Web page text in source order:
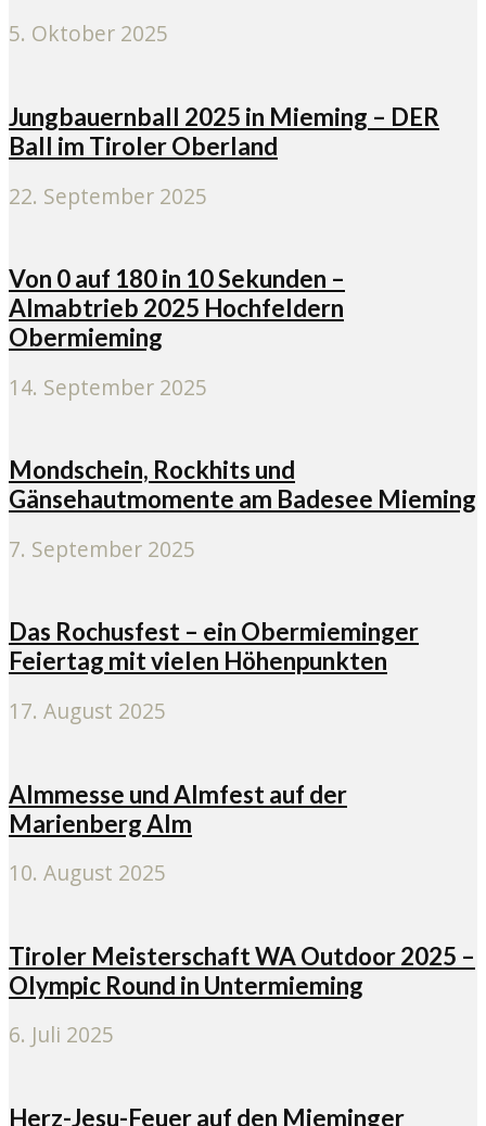
5. Oktober 2025
Jungbauernball 2025 in Mieming – DER
Ball im Tiroler Oberland
22. September 2025
Von 0 auf 180 in 10 Sekunden –
Almabtrieb 2025 Hochfeldern
Obermieming
14. September 2025
Mondschein, Rockhits und
Gänsehautmomente am Badesee Mieming
7. September 2025
Das Rochusfest – ein Obermieminger
Feiertag mit vielen Höhenpunkten
17. August 2025
Almmesse und Almfest auf der
Marienberg Alm
10. August 2025
Tiroler Meisterschaft WA Outdoor 2025 –
Olympic Round in Untermieming
6. Juli 2025
Herz-Jesu-Feuer auf den Mieminger